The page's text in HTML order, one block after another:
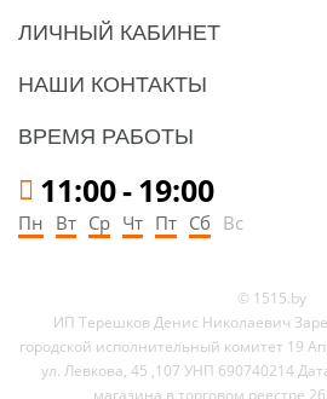
ЛИЧНЫЙ КАБИНЕТ
НАШИ КОНТАКТЫ
ВРЕМЯ РАБОТЫ
11:00-19:00
Пн Вт Ср Чт Пт Сб Вс
© 1515.by
ИП Терешков Денис Николаевич
городской исполнительный комитет 19
ул. Левкова, 45 ,107 УНП 690740214
магазина в торговом реестре